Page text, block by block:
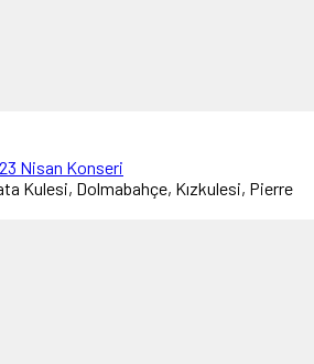
23 Nisan Konseri
Kulesi, Dolmabahçe, Kızkulesi, Pierre